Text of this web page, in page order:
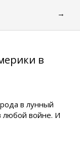
→
в
в лунный
любой войне. И